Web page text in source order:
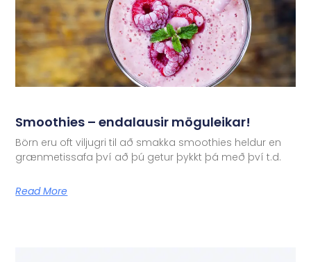
Smoothies – endalausir möguleikar!
Börn eru oft viljugri til að smakka smoothies heldur en
grænmetissafa því að þú getur þykkt þá með því t.d.
Read More